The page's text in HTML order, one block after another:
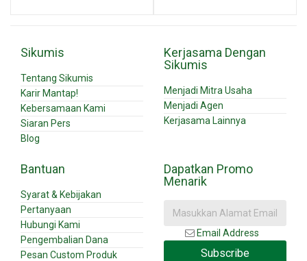
Sikumis
Tentang Sikumis
Karir Mantap!
Kebersamaan Kami
Siaran Pers
Blog
Kerjasama Dengan
Sikumis
Menjadi Mitra Usaha
Menjadi Agen
Kerjasama Lainnya
Bantuan
Syarat & Kebijakan
Pertanyaan
Hubungi Kami
Pengembalian Dana
Pesan Custom Produk
Dapatkan Promo
Menarik
Email Address
Subscribe